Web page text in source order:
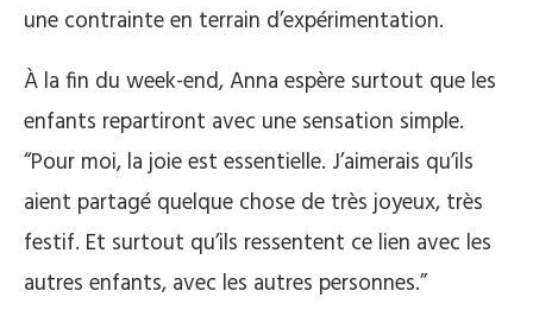
une contrainte en terrain d’expérimentation.
À la fin du week-end, Anna espère surtout que les
enfants repartiront avec une sensation simple.
“Pour moi, la joie est essentielle. J’aimerais qu’ils
aient partagé quelque chose de très joyeux, très
festif. Et surtout qu’ils ressentent ce lien avec les
autres enfants, avec les autres personnes.”